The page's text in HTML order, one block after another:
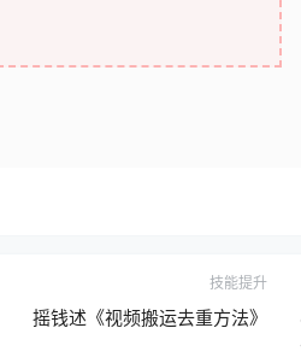
技能提升
摇钱述《视频搬运去重方法》